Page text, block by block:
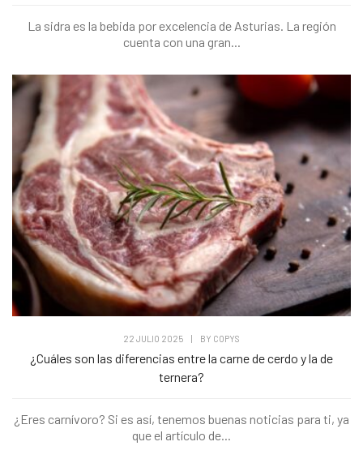
La sidra es la bebida por excelencia de Asturias. La región
cuenta con una gran...
22 JULIO 2025 BY COPYS
¿Cuáles son las diferencias entre la carne de cerdo y la de
ternera?
¿Eres carnívoro? Si es así, tenemos buenas noticias para ti, ya
que el artículo de...